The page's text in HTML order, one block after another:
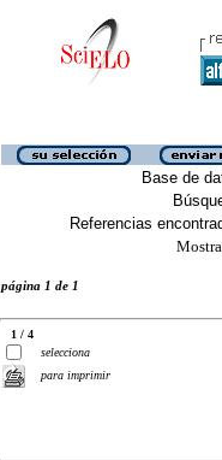
Base de
Referencias
página 1 de 1
1 / 4
selecciona
para imprimir